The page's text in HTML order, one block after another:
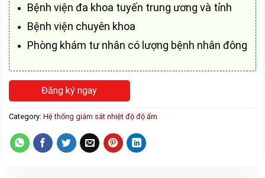
Bệnh viện đa khoa tuyến trung ương và tỉnh
Bệnh viện chuyên khoa
Phòng khám tư nhân có lượng bệnh nhân đông
Đăng ký ngay
Category: Hệ thống giám sát nhiệt độ độ ẩm